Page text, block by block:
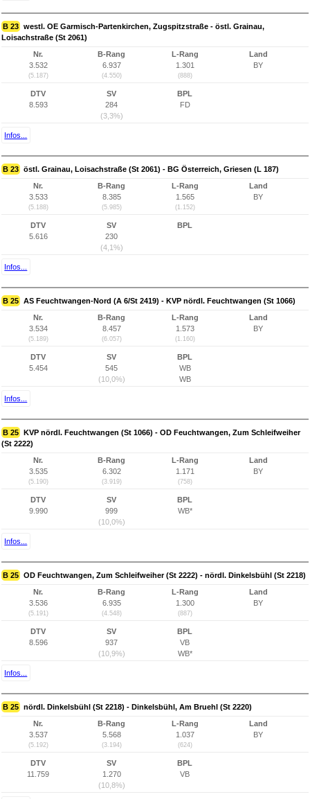
B 23 westl. OE Garmisch-Partenkirchen, Zugspitzstraße - östl. Grainau,
Loisachstraße (St 2061)
Nr.
3.532
(5.187)
B-Rang
6.937
(4.550)
L-Rang
1.301
(888)
Land
BY
DTV
8.593
SV
284
(3,3%)
BPL
FD
Infos...
B 23 östl. Grainau, Loisachstraße (St 2061) - BG Österreich, Griesen (L 187)
Nr.
3.533
(5.188)
B-Rang
8.385
(5.985)
L-Rang
1.565
(1.152)
Land
BY
DTV
5.616
SV
230
(4,1%)
BPL
Infos...
B 25 AS Feuchtwangen-Nord (A 6/St 2419) - KVP nördl. Feuchtwangen (St 1066)
Nr.
3.534
(5.189)
B-Rang
8.457
(6.057)
L-Rang
1.573
(1.160)
Land
BY
DTV
5.454
SV
545
(10,0%)
BPL
WB
WB
Infos...
B 25 KVP nördl. Feuchtwangen (St 1066) - OD Feuchtwangen, Zum Schleifweiher
(St 2222)
Nr.
3.535
(5.190)
B-Rang
6.302
(3.919)
L-Rang
1.171
(758)
Land
BY
DTV
9.990
SV
999
(10,0%)
BPL
WB*
Infos...
B 25 OD Feuchtwangen, Zum Schleifweiher (St 2222) - nördl. Dinkelsbühl (St 2218)
Nr.
3.536
(5.191)
B-Rang
6.935
(4.548)
L-Rang
1.300
(887)
Land
BY
DTV
8.596
SV
937
(10,9%)
BPL
VB
WB*
Infos...
B 25 nördl. Dinkelsbühl (St 2218) - Dinkelsbühl, Am Bruehl (St 2220)
Nr.
3.537
(5.192)
B-Rang
5.568
(3.194)
L-Rang
1.037
(624)
Land
BY
DTV
11.759
SV
1.270
(10,8%)
BPL
VB